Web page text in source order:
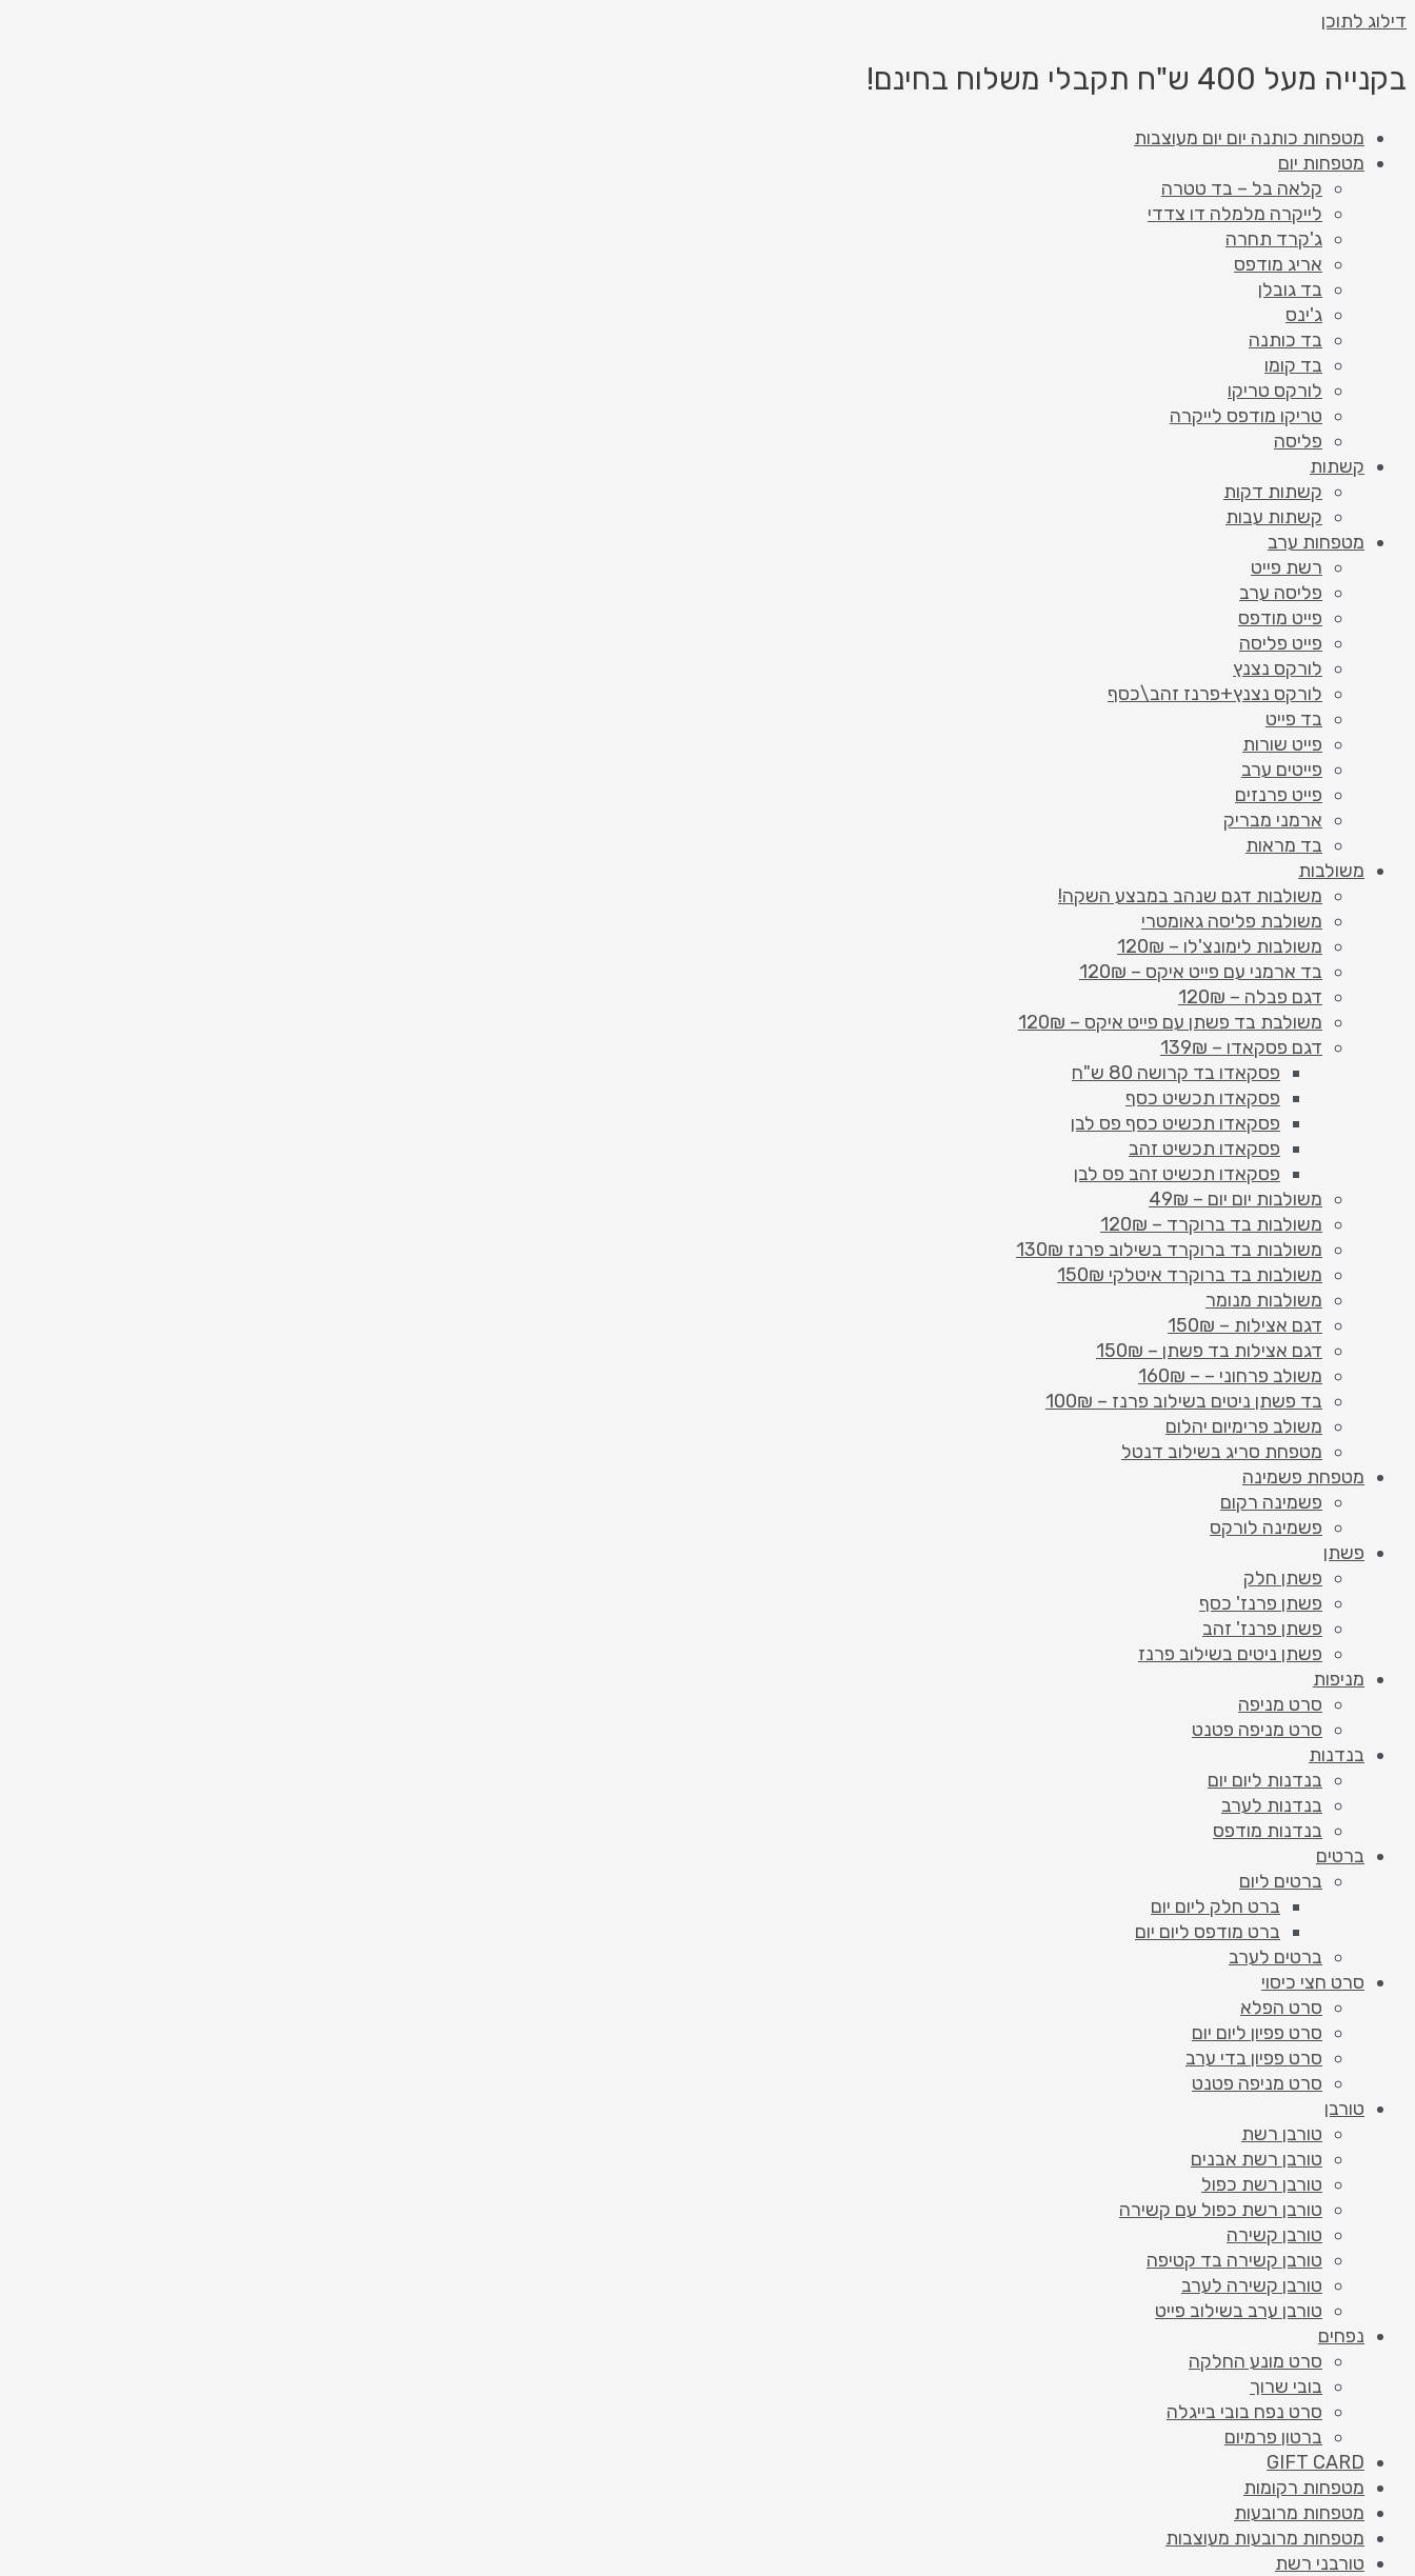
דילוג לתוכן
בקנייה מעל 400 ש"ח תקבלי משלוח בחינם!
מטפחות כותנה יום יום מעוצבות
מטפחות יום
קלאה בל – בד טטרה
לייקרה מלמלה דו צדדי
ג'קרד תחרה
אריג מודפס
בד גובלן
ג'ינס
בד כותנה
בד קומו
לורקס טריקו
טריקו מודפס לייקרה
פליסה
קשתות
קשתות דקות
קשתות עבות
מטפחות ערב
רשת פייט
פליסה ערב
פייט מודפס
פייט פליסה
לורקס נצנץ
לורקס נצנץ+פרנז זהב\כסף
בד פייט
פייט שורות
פייטים ערב
פייט פרנזים
ארמני מבריק
בד מראות
משולבות
משולבות דגם שנהב במבצע השקה!
משולבת פליסה גאומטרי
משולבות לימונצ'לו – 120₪
בד ארמני עם פייט איקס – 120₪
דגם פבלה – 120₪
משולבת בד פשתן עם פייט איקס – 120₪
דגם פסקאדו – 139₪
פסקאדו בד קרושה 80 ש"ח
פסקאדו תכשיט כסף
פסקאדו תכשיט כסף פס לבן
פסקאדו תכשיט זהב
פסקאדו תכשיט זהב פס לבן
משולבות יום יום – 49₪
משולבות בד ברוקרד – 120₪
משולבות בד ברוקרד בשילוב פרנז 130₪
משולבות בד ברוקרד איטלקי 150₪
משולבות מנומר
דגם אצילות – 150₪
דגם אצילות בד פשתן – 150₪
משולב פרחוני – – 160₪
בד פשתן ניטים בשילוב פרנז – 100₪
משולב פרימיום יהלום
מטפחת סריג בשילוב דנטל
מטפחת פשמינה
פשמינה רקום
פשמינה לורקס
פשתן
פשתן חלק
פשתן פרנז' כסף
פשתן פרנז' זהב
פשתן ניטים בשילוב פרנז
מניפות
סרט מניפה
סרט מניפה פטנט
בנדנות
בנדנות ליום יום
בנדנות לערב
בנדנות מודפס
ברטים
ברטים ליום
ברט חלק ליום יום
ברט מודפס ליום יום
ברטים לערב
סרט חצי כיסוי
סרט הפלא
סרט פפיון ליום יום
סרט פפיון בדי ערב
סרט מניפה פטנט
טורבן
טורבן רשת
טורבן רשת אבנים
טורבן רשת כפול
טורבן רשת כפול עם קשירה
טורבן קשירה
טורבן קשירה בד קטיפה
טורבן קשירה לערב
טורבן ערב בשילוב פייט
נפחים
סרט מונע החלקה
בובי שרוך
סרט נפח בובי בייגלה
ברטון פרמיום
GIFT CARD
מטפחות רקומות
מטפחות מרובעות
מטפחות מרובעות מעוצבות
טורבני רשת